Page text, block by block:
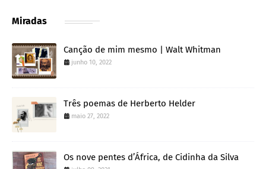
Miradas
Canção de mim mesmo | Walt Whitman
junho 10, 2022
Três poemas de Herberto Helder
maio 27, 2022
Os nove pentes d’África, de Cidinha da Silva